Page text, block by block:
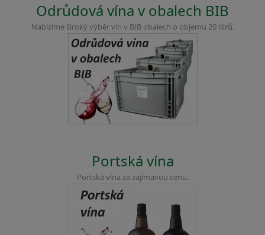
Odrůdová vína v obalech BIB
Nabízíme široký výběr vín v BIB obalech o objemu 20 litrů.
Portská vína
Portská vína za zajímavou cenu.